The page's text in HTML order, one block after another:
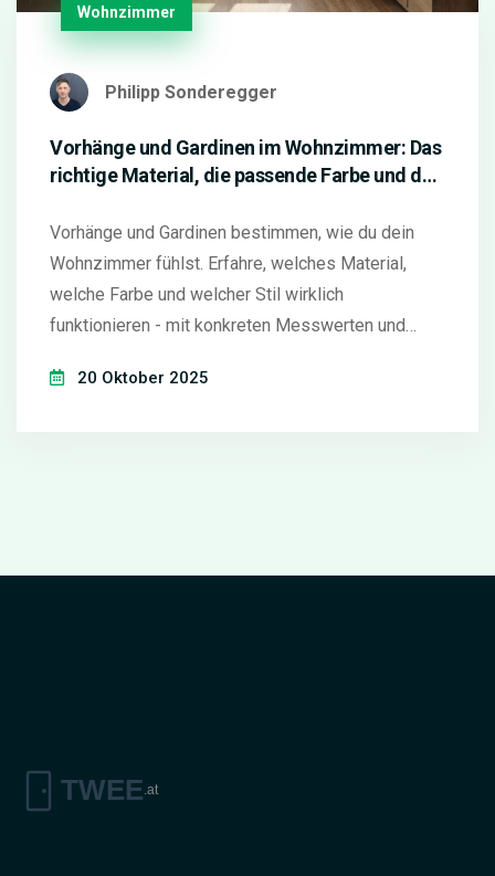
Wohnzimmer
Philipp Sonderegger
Vorhänge und Gardinen im Wohnzimmer: Das
richtige Material, die passende Farbe und den
Vorhänge und Gardinen bestimmen, wie du dein
Wohnzimmer fühlst. Erfahre, welches Material,
welche Farbe und welcher Stil wirklich
funktionieren - mit konkreten Messwerten und
20 Oktober 2025